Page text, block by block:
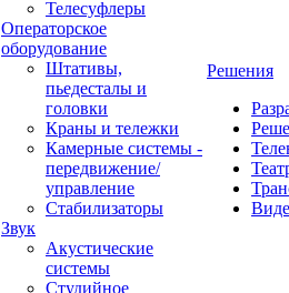
Телесуфлеры
Операторское
оборудование
Штативы,
пьедесталы и
головки
Краны и тележки
Камерные системы -
передвижение/
управление
Стабилизаторы
Звук
Акустические
системы
Студийное
Решения